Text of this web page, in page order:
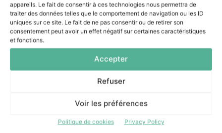
appareils. Le fait de consentir à ces technologies nous permettra de
traiter des données telles que le comportement de navigation ou les ID
uniques sur ce site. Le fait de ne pas consentir ou de retirer son
consentement peut avoir un effet négatif sur certaines caractéristiques
et fonctions.
Accepter
Refuser
Voir les préférences
Politique de cookies Privacy Policy
Serious games et campagnes
la Ville de Lille
16 juin 2026